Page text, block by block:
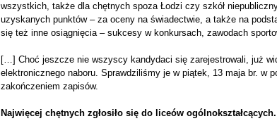
wszystkich, także dla chętnych spoza Łodzi czy szkół
uzyskanych punktów – za oceny na świadectwie, a także na
się też inne osiągnięcia – sukcesy w konkursach, zawodach
[…] Choć jeszcze nie wszyscy kandydaci się zarejestrowali, już
elektronicznego naboru. Sprawdziliśmy je w piątek, 13 maja br. w
zakończeniem zapisów.
Najwięcej chętnych zgłosiło się do liceów